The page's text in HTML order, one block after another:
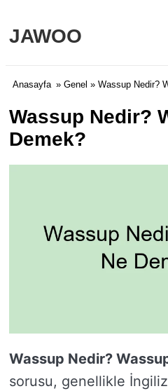
JAWOO
Anasayfa » Genel » Wassup Nedir?
Wassup Nedir?
Demek?
Wassup Nedir?
sorusu, genellikle